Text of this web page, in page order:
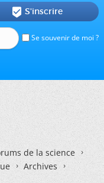
Se souvenir de moi ?
 S'inscrire
de la science
Archives